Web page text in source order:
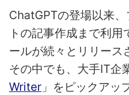
ChatGPTの登場以来
トの記事作成まで利
ールが続々とリリース
その中でも、大手IT企
Writer 」をピックアッ